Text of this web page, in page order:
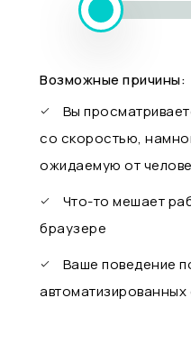
Возможные причины:
Вы
со скоростью,
ожидаемую от
Что-то мешает
браузере
Ваше поведение
автоматизированных